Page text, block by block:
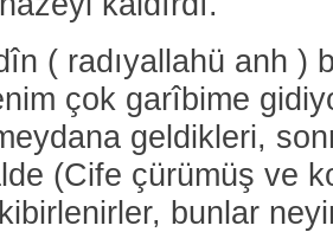
( radıyallahü anh )
çok garîbime
geldikleri,
(Cife çürümüş ve
bunlar